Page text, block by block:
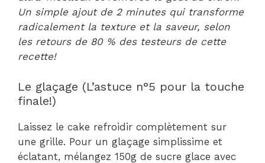
Un simple ajout de 2 minutes qui transforme
radicalement la texture et la saveur, selon
les retours de 80 % des testeurs de cette
recette!
Le glaçage (L’astuce n°5 pour la touche
finale!)
Laissez le cake refroidir complètement sur
une grille. Pour un glaçage simplissime et
éclatant, mélangez 150g de sucre glace avec